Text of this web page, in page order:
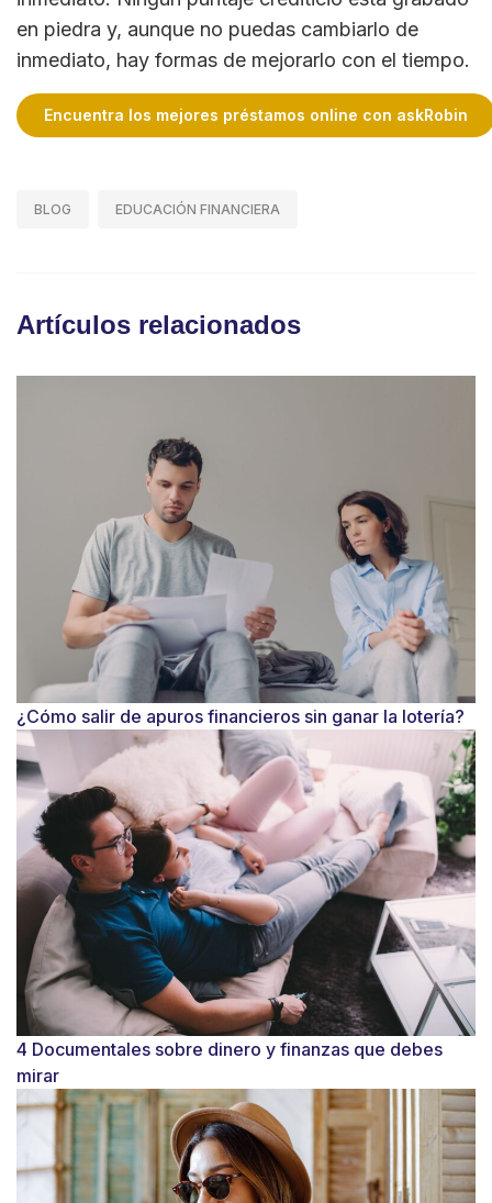
en piedra y, aunque no puedas cambiarlo de
inmediato, hay formas de mejorarlo con el tiempo.
Encuentra los mejores préstamos online con askRobin
BLOG EDUCACIÓN FINANCIERA
Artículos relacionados
¿Cómo salir de apuros financieros sin ganar la lotería?
4 Documentales sobre dinero y finanzas que debes
mirar